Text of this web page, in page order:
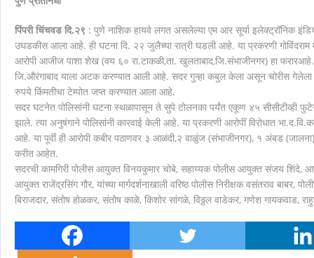
पिंपरी चिंचवड दि.२९ : पुणे नाशिक हायवे लगत असलेल्या एम आर सूर्या इलेक्ट्रॉनिक
उघडकीस आला आहे. ही घटना दि. २२ जुलैच्या रात्री घडली आहे. या प्रकरणी गोविंदराम
आरोपी आजीज पाशा शेख (वय ६० रा.टाकळी,ता. खुलताबाद,जि.संभाजीनगर) हा
जि.औरंगाबाद याला अटक करण्यात आली आहे. सदर गुन्हा कबुल केला असून चोरीस
रुपये किंमतीचा टेम्पोत जप्त करण्यात आला आहे.
सदर घटनेत पोलिसांनी घटना स्थळापासून ते सुपे टोलनका पर्यंत एकूण ४५ सीसीटीव्ही
झाले. त्या अनुषंगाने पोलिसांनी कारवाई केली आहे. या प्रकरणी आरोपीं विरोधात
आहे. या पूर्वी ही आरोपी कबीर पठाणवर ३ आळंदी,२ वाळुंज (संभाजीनगर), १ अंबड
करीत आहेत.
सदरची कामगिरी पोलीस आयुक्त विनयकुमार चोबे, सहाय्यक पोलीस आयुक्त संजय
आयुक्त राजेंद्रसिंग गौर, यांच्या मार्गदर्शनाखाली वरिष्ठ पोलीस निरीक्षक वसंतराव बाबर,
बिराजदार, संतोष होळकर, संतोष काळे, किशोर सांगळे, विठ्ठल वाडेकर, गणेश गायकवाड,